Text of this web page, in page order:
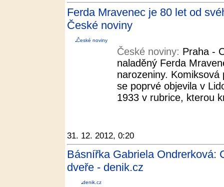
Ferda Mravenec je 80 let od
České noviny
České noviny
České noviny: Praha -
naladěný Ferda
narozeniny.
se poprvé objevila v
1933 v rubrice, kterou
31. 12. 2012, 0:20
Básnířka Gabriela Ondrerková:
dveře - denik.cz
denik.cz